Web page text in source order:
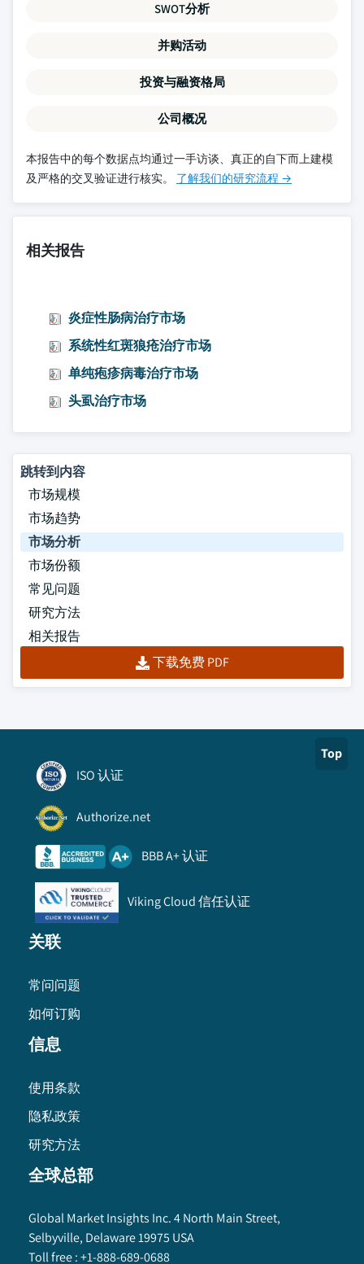
SWOT分析
并购活动
投资与融资格局
公司概况
本报告中的每个数据点均通过一手访谈、真正的自下而上建模
及严格的交叉验证进行核实。 了解我们的研究流程 →
相关报告
炎症性肠病治疗市场
系统性红斑狼疮治疗市场
单纯疱疹病毒治疗市场
头虱治疗市场
跳转到内容
市场规模
市场趋势
市场分析
市场份额
常见问题
研究方法
相关报告
下载免费 PDF
Top
ISO 认证
Authorize.net
BBB A+ 认证
Viking Cloud 信任认证
关联
常问问题
如何订购
信息
使用条款
隐私政策
研究方法
全球总部
Global Market Insights Inc. 4 North Main Street,
Selbyville, Delaware 19975 USA
Toll free :+1-888-689-0688